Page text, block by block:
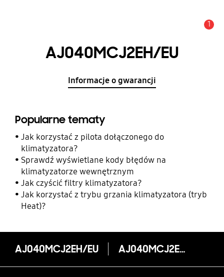
1
AJ040MCJ2EH/EU
Informacje o gwarancji
Popularne tematy
Jak korzystać z pilota dołączonego do
klimatyzatora?
Sprawdź wyświetlane kody błędów na
klimatyzatorze wewnętrznym
Jak czyścić filtry klimatyzatora?
Jak korzystać z trybu grzania klimatyzatora (tryb
Heat)?
AJ040MCJ2EH/EU AJ040MCJ2EH/EU